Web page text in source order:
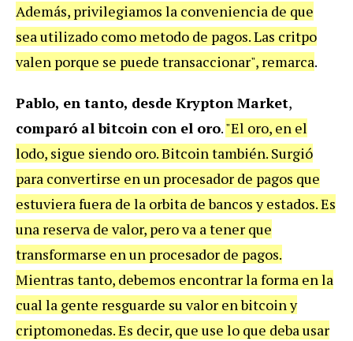
Además, privilegiamos la conveniencia de que
sea utilizado como metodo de pagos. Las critpo
valen porque se puede transaccionar", remarca.
Pablo, en tanto, desde Krypton Market,
comparó al bitcoin con el oro."El oro, en el
lodo, sigue siendo oro. Bitcoin también. Surgió
para convertirse en un procesador de pagos que
estuviera fuera de la orbita de bancos y estados. Es
una reserva de valor, pero va a tener que
transformarse en un procesador de pagos.
Mientras tanto, debemos encontrar la forma en la
cual la gente resguarde su valor en bitcoin y
criptomonedas. Es decir, que use lo que deba usar